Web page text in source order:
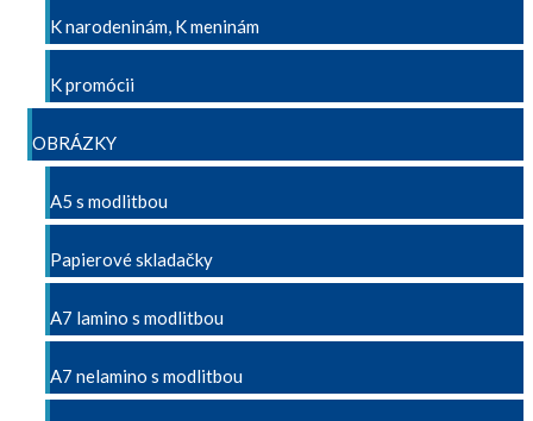
K narodeninám, K meninám
K promócii
OBRÁZKY
A5 s modlitbou
Papierové skladačky
A7 lamino s modlitbou
A7 nelamino s modlitbou